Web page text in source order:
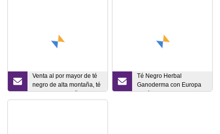
Venta al por mayor de té
negro de alta montaña, té
negro de montaña Wuyi,
té suelto saludable de
Té Negro Herbal
Ganoderma con Europa
Orgánico